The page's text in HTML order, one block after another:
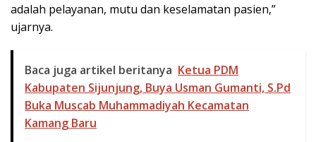
adalah pelayanan, mutu dan keselamatan pasien,”
ujarnya.
Baca juga artikel beritanya Ketua PDM
Kabupaten Sijunjung, Buya Usman Gumanti, S.Pd
Buka Muscab Muhammadiyah Kecamatan
Kamang Baru